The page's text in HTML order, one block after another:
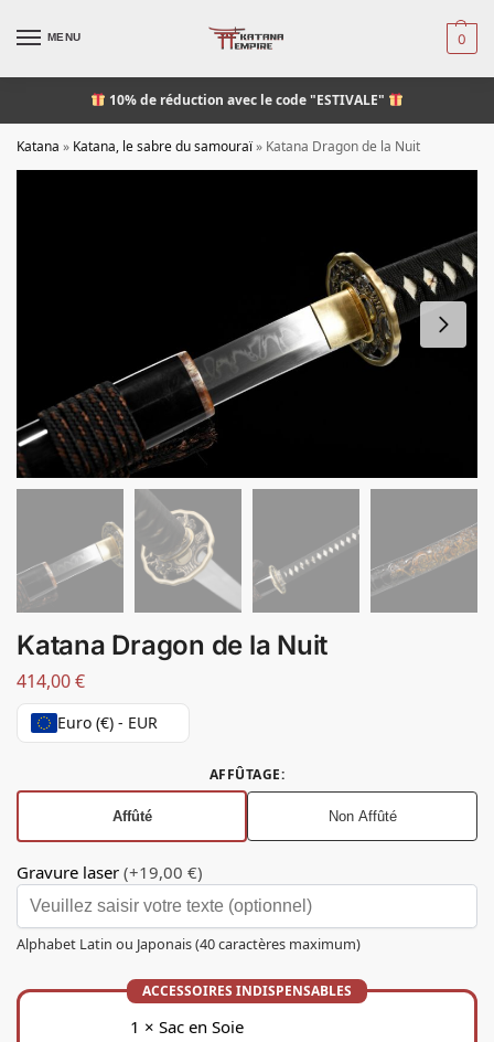
MENU 0
10% de réduction avec le code "ESTIVALE"
Katana » Katana, le sabre du samouraï» Katana Dragon de la Nuit
Katana Dragon de la Nuit
414,00€
Euro (€) - EUR
AFFÛTAGE:
Affûté Non Affûté
Gravure laser (+19,00 €)
Alphabet Latin ou Japonais (40 caractères maximum)
1 × Sac en Soie